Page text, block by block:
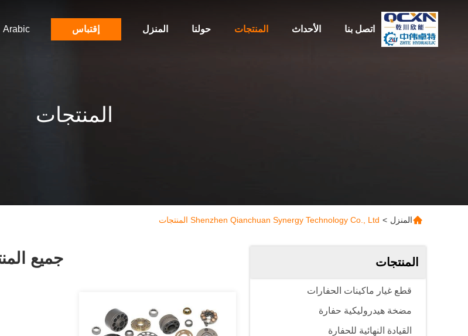
المنزل حولنا المنتجات الأحداث اتصل بنا إقتباس Arabic
المنتجات
المنزل > Shenzhen Qianchuan Synergy Technology Co., Ltd المنتجات
المنتجات
قطع غيار ماكينات الحفارات
مضخة هيدروليكية حفارة
القيادة النهائية للحفارة
جميع